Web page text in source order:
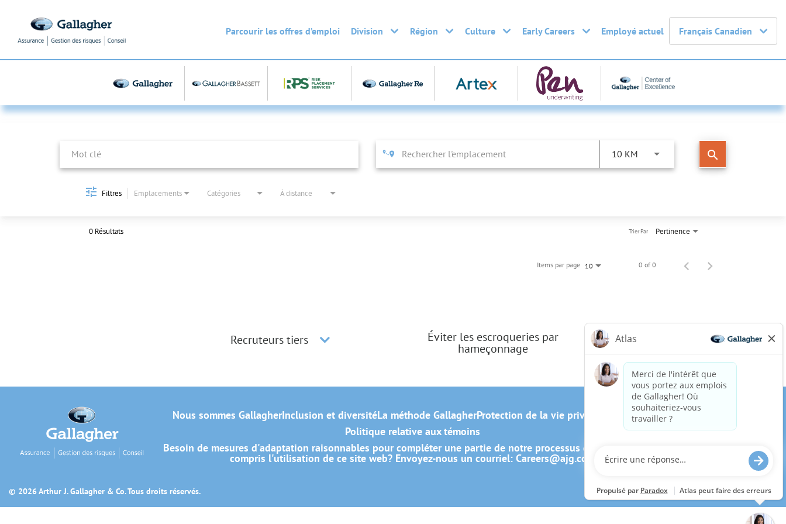
Parcourir les offres d’emploi Division Région Culture Early Careers Employé actuel Français Canadien
Job Search Page
10 KM search
Filtres Emplacements Catégories À distance
0 Résultats Pertinence
Trier Par
Items par page 10 0 of 0
Recruteurs tiers Éviter les escroqueries par
hameçonnage
Nous sommes GallagherInclusion et diversitéLa méthode GallagherProtection de la vie privée du candidat
Politique relative aux témoins
Besoin de mesures d'adaptation raisonnables pour compléter une partie de notre processus de candidature, y
compris l'utilisation de ce site web? Envoyez-nous un courriel: Careers@ajg.com
© 2026 Arthur J. Gallagher & Co. Tous droits réservés.